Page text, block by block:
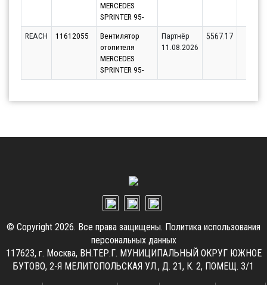
MERCEDES
SPRINTER 95-
REACH 11612055
Вентилятор
отопителя
MERCEDES
SPRINTER 95-
Партнёр
11.08.2026
5567.17
© Copyright 2026. Все права защищены. Политика использования
персональных данных
117623, г. Москва, ВН.ТЕР.Г. МУНИЦИПАЛЬНЫЙ ОКРУГ ЮЖНОЕ
БУТОВО, 2-Я МЕЛИТОПОЛЬСКАЯ УЛ., Д. 21, К. 2, ПОМЕЩ. 3/1